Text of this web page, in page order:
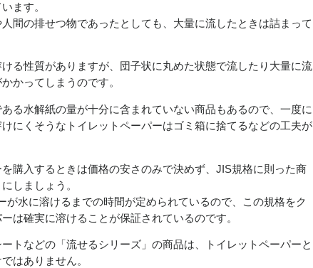
ます。
間の排せつ物であったとしても、大量に流したときは詰まって
る性質がありますが、団子状に丸めた状態で流したり大量に流
かってしまうのです。
る水解紙の量が十分に含まれていない商品もあるので、一度に
にくそうなトイレットペーパーはゴミ箱に捨てるなどの工夫が
購入するときは価格の安さのみで決めず、JIS規格に則った商
しましょう。
が水に溶けるまでの時間が定められているので、この規格をク
は確実に溶けることが保証されているのです。
トなどの「流せるシリーズ」の商品は、トイレットペーパーと
はありません。